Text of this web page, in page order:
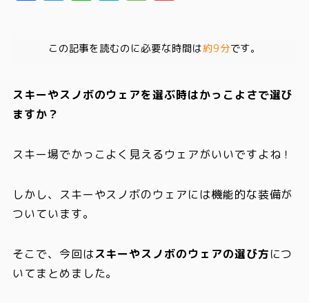
この記事を読むのに必要な時間は約9分です。
スキーやスノボのウェアを選ぶ時はかっこよさで選び
ますか？
スキー場でかっこよく見えるウェアがいいですよね！
しかし、スキーやスノボのウェアには機能的な装備が
ついています。
そこで、今回はスキーやスノボのウェアの選び方につ
いてまとめました。